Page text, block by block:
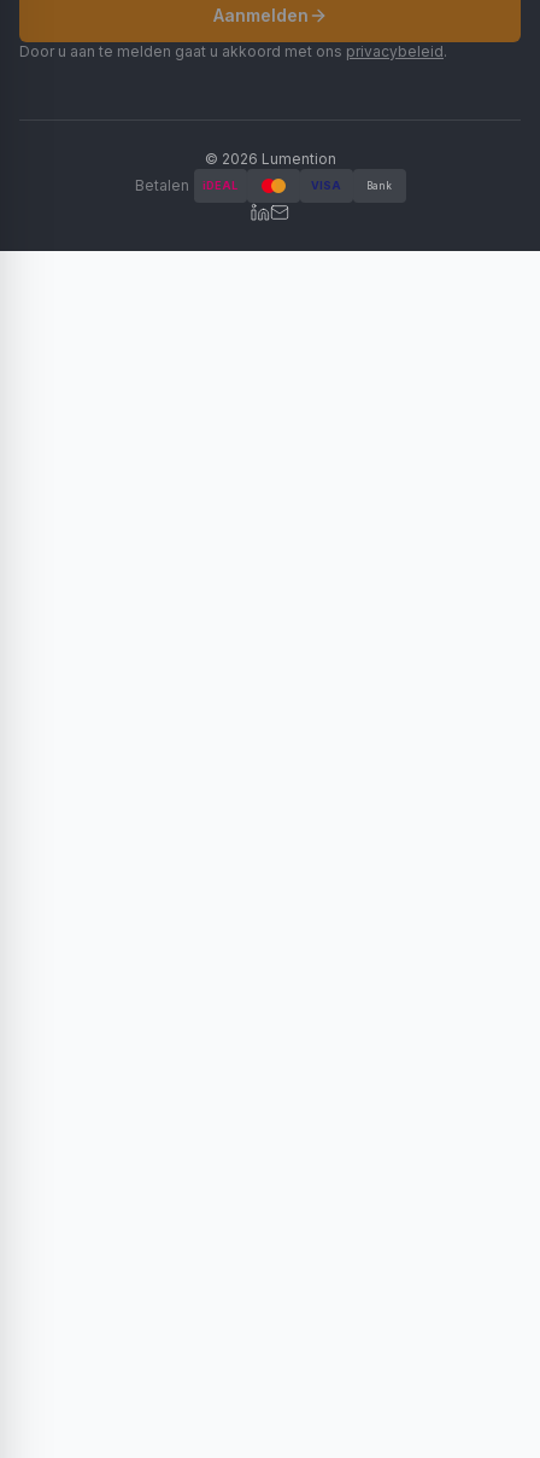
Aanmelden
Door u aan te melden gaat u akkoord met ons privacybeleid.
© 2026 Lumention
Betalen
iDEAL VISA Bank